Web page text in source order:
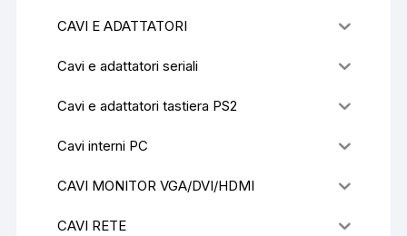
CAVI E ADATTATORI
Cavi e adattatori seriali
Cavi e adattatori tastiera PS2
Cavi interni PC
CAVI MONITOR VGA/DVI/HDMI
CAVI RETE